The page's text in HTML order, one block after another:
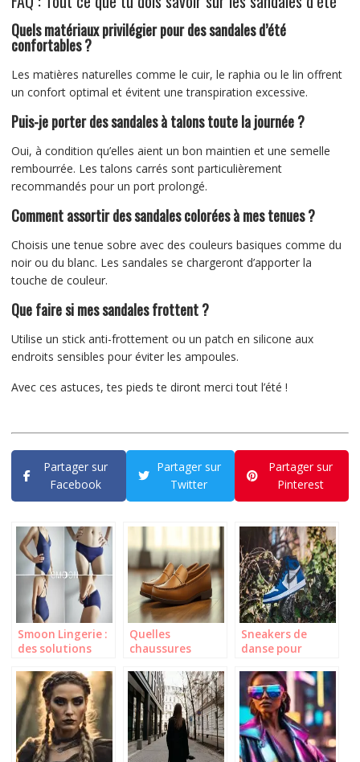
Quels matériaux privilégier pour des sandales d’été
confortables ?
Les matières naturelles comme le cuir, le raphia ou le lin offrent
un confort optimal et évitent une transpiration excessive.
Puis-je porter des sandales à talons toute la journée ?
Oui, à condition qu’elles aient un bon maintien et une semelle
rembourrée. Les talons carrés sont particulièrement
recommandés pour un port prolongé.
Comment assortir des sandales colorées à mes tenues ?
Choisis une tenue sobre avec des couleurs basiques comme du
noir ou du blanc. Les sandales se chargeront d’apporter la
touche de couleur.
Que faire si mes sandales frottent ?
Utilise un stick anti-frottement ou un patch en silicone aux
endroits sensibles pour éviter les ampoules.
Avec ces astuces, tes pieds te diront merci tout l’été !
Partager sur
Facebook
Partager sur
Twitter
Partager sur
Pinterest
Smoon Lingerie :
des solutions
allient élégance
et praticité
Quelles
chaussures
jupe longue
plissée ?
Sneakers de
danse pour
lesquelles choisir
selon votre style
?